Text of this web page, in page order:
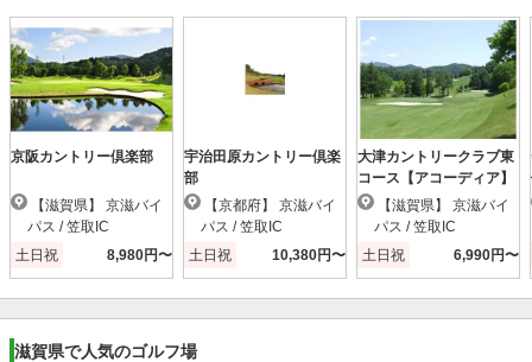
京阪カントリー倶楽部
パス / 笠取IC
土日祝
8,980円〜
宇治田原カントリー倶楽
部
パス / 笠取IC
土日祝
10,380円〜
大津カントリークラブ東
コース【アコーディア】
パス / 笠取IC
土日祝
6,990円〜
滋賀県で人気のゴルフ場